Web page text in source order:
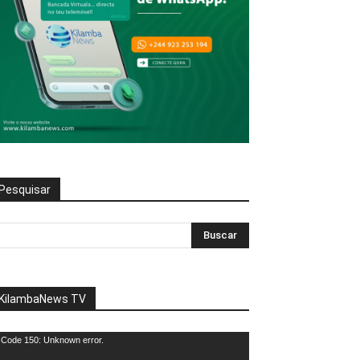
TV
Code 150: Unknown error.